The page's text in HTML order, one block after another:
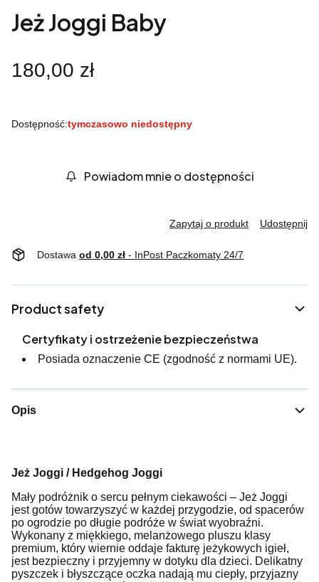
Jeż Joggi Baby
Cena
180,00 zł
Dostępność:tymczasowo niedostępny
Powiadom mnie o dostępności
Zapytaj o produkt Udostępnij
Dostawa od 0,00 zł - InPost Paczkomaty 24/7
Product safety
Certyfikaty i ostrzeżenie bezpieczeństwa
Posiada oznaczenie CE (zgodność z normami UE).
Opis
Jeż Joggi / Hedgehog Joggi
Mały podróżnik o sercu pełnym ciekawości – Jeż Joggi
jest gotów towarzyszyć w każdej przygodzie, od spacerów
po ogrodzie po długie podróże w świat wyobraźni.
Wykonany z miękkiego, melanżowego pluszu klasy
premium, który wiernie oddaje fakturę jeżykowych igieł,
jest bezpieczny i przyjemny w dotyku dla dzieci. Delikatny
pyszczek i błyszczące oczka nadają mu ciepły, przyjazny